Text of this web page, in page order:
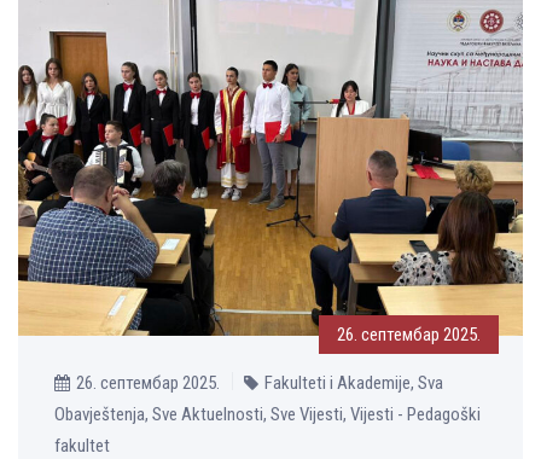
26. септембар 2025.
26. септембар 2025.
Fakulteti i Akademije, Sva
Obavještenja, Sve Aktuelnosti, Sve Vijesti, Vijesti - Pedagoški
fakultet